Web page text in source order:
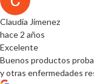
Claudia Jimenez
hace 2 años
Excelente
Buenos productos
y otras enfermedades